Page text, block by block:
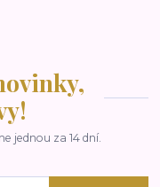
jednou za 14 dní.